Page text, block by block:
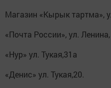
Магазин «Кырык тартма»,
«Почта России», ул.
«Нур» ул. Тукая,31а
«Денис» ул. Тукая,20.